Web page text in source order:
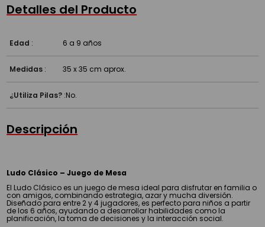
¿Desde qué edad se disfruta?
Detalles del Producto
Edad : 6 a 9 años
Medidas : 35 x 35 cm aprox.
¿Utiliza Pilas? :No.
Descripción
Ludo Clásico – Juego de Mesa
El Ludo Clásico es un juego de mesa ideal para disfrutar en familia o
con amigos, combinando estrategia, azar y mucha diversión.
Diseñado para entre 2 y 4 jugadores, es perfecto para niños a partir
de los 6 años, ayudando a desarrollar habilidades como la
planificación, la toma de decisiones y la interacción social.